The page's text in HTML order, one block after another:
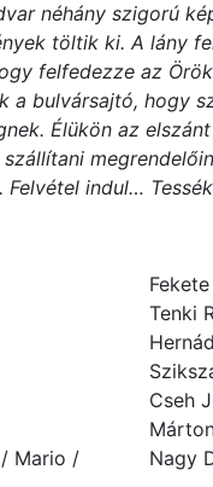
néhány szigorú
töltik ki. A lány
felfedezze az
a bulvársajtó, hogy
Élükön az
indul…
Tenki
Cseh
Mario /
Nagy